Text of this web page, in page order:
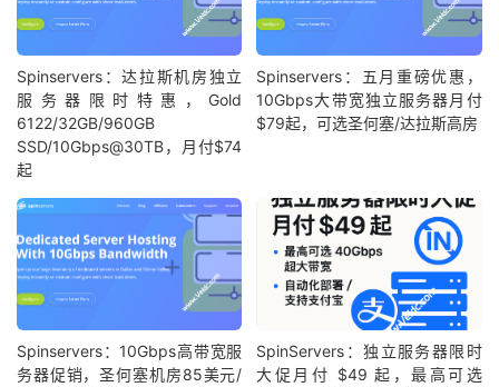
Spinservers：达拉斯机房独立
服务器限时特惠，Gold
6122/32GB/960GB
SSD/10Gbps@30TB，月付$74
起
Spinservers：五月重磅优惠，
10Gbps大带宽独立服务器月付
$79起，可选圣何塞/达拉斯高房
Spinservers：10Gbps高带宽服
务器促销，圣何塞机房85美元/
SpinServers：独立服务器限时
大促月付 $49 起，最高可选